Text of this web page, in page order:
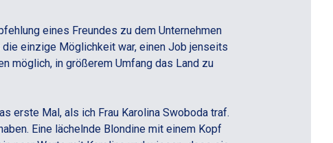
eines Freundes zu dem Unternehmen
die einzige Möglichkeit war, einen Job jenseits
möglich, in größerem Umfang das Land zu
erste Mal, als ich Frau Karolina Swoboda traf.
Eine lächelnde Blondine mit einem Kopf